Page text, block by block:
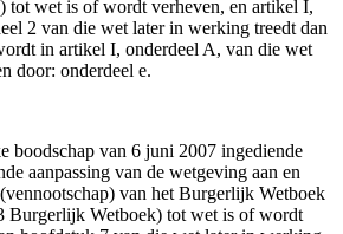
tot wet is of wordt verheven, en artikel I,
2 van die wet later in werking treedt dan
in artikel I, onderdeel A, van die wet
door: onderdeel e.
boodschap van 6 juni 2007 ingediende
aanpassing van de wetgeving aan en
van het Burgerlijk Wetboek
Burgerlijk Wetboek) tot wet is of wordt